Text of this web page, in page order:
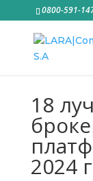
0800-591-
18
2024 г